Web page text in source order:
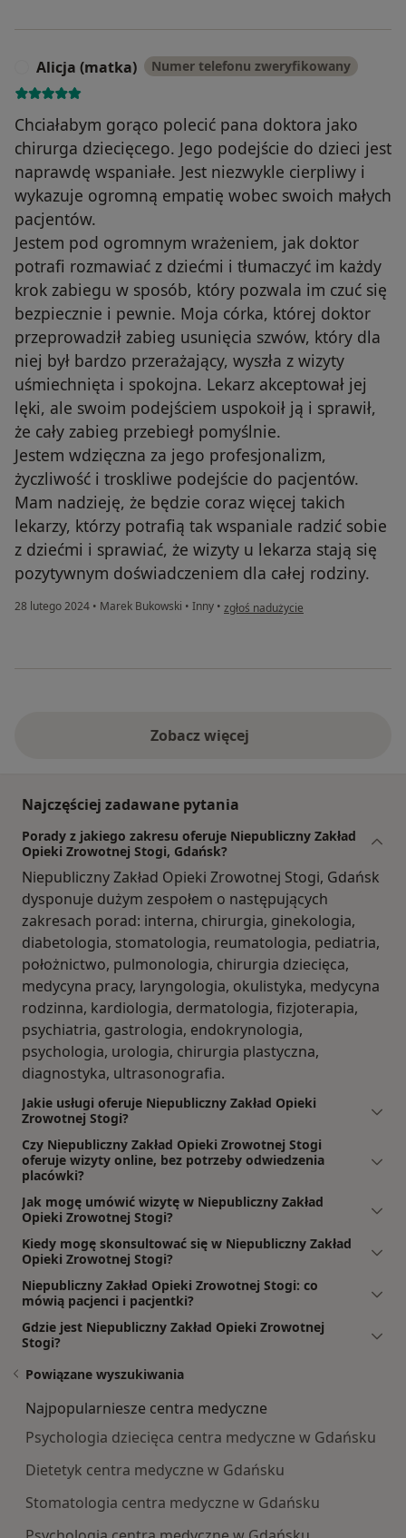
Alicja (matka) Numer telefonu zweryfikowany
Chciałabym gorąco polecić pana doktora jako
chirurga dziecięcego. Jego podejście do dzieci jest
naprawdę wspaniałe. Jest niezwykle cierpliwy i
wykazuje ogromną empatię wobec swoich małych
pacjentów.
Jestem pod ogromnym wrażeniem, jak doktor
potrafi rozmawiać z dziećmi i tłumaczyć im każdy
krok zabiegu w sposób, który pozwala im czuć się
bezpiecznie i pewnie. Moja córka, której doktor
przeprowadził zabieg usunięcia szwów, który dla
niej był bardzo przerażający, wyszła z wizyty
uśmiechnięta i spokojna. Lekarz akceptował jej
lęki, ale swoim podejściem uspokoił ją i sprawił,
że cały zabieg przebiegł pomyślnie.
Jestem wdzięczna za jego profesjonalizm,
życzliwość i troskliwe podejście do pacjentów.
Mam nadzieję, że będzie coraz więcej takich
lekarzy, którzy potrafią tak wspaniale radzić sobie
z dziećmi i sprawiać, że wizyty u lekarza stają się
pozytywnym doświadczeniem dla całej rodziny.
28 lutego 2024 • Marek Bukowski • Inny • w opinii użytkownika Alicja (matka)
zgłoś nadużycie
Zobacz więcej
Najczęściej zadawane pytania
Porady z jakiego zakresu oferuje Niepubliczny Zakład
Opieki Zrowotnej Stogi, Gdańsk?
Niepubliczny Zakład Opieki Zrowotnej Stogi, Gdańsk
dysponuje dużym zespołem o następujących
zakresach porad: interna, chirurgia, ginekologia,
diabetologia, stomatologia, reumatologia, pediatria,
położnictwo, pulmonologia, chirurgia dziecięca,
medycyna pracy, laryngologia, okulistyka, medycyna
rodzinna, kardiologia, dermatologia, fizjoterapia,
psychiatria, gastrologia, endokrynologia,
psychologia, urologia, chirurgia plastyczna,
diagnostyka, ultrasonografia.
Jakie usługi oferuje Niepubliczny Zakład Opieki
Zrowotnej Stogi?
Czy Niepubliczny Zakład Opieki Zrowotnej Stogi
oferuje wizyty online, bez potrzeby odwiedzenia
placówki?
Jak mogę umówić wizytę w Niepubliczny Zakład
Opieki Zrowotnej Stogi?
Kiedy mogę skonsultować się w Niepubliczny Zakład
Opieki Zrowotnej Stogi?
Niepubliczny Zakład Opieki Zrowotnej Stogi: co
mówią pacjenci i pacjentki?
Gdzie jest Niepubliczny Zakład Opieki Zrowotnej
Stogi?
Powiązane wyszukiwania
Najpopularniesze centra medyczne
Psychologia dziecięca centra medyczne w Gdańsku
Dietetyk centra medyczne w Gdańsku
Stomatologia centra medyczne w Gdańsku